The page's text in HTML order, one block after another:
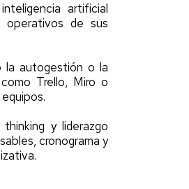
artificial
operativos de sus
la autogestión o la
Trello, Miro o
y liderazgo
cronograma y